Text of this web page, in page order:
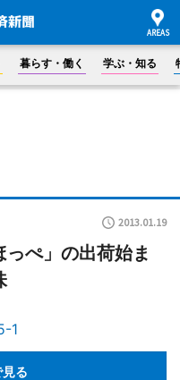
暮らす・働く 学ぶ・知る
2013.01.19
ぺ」の出荷始ま
1
る